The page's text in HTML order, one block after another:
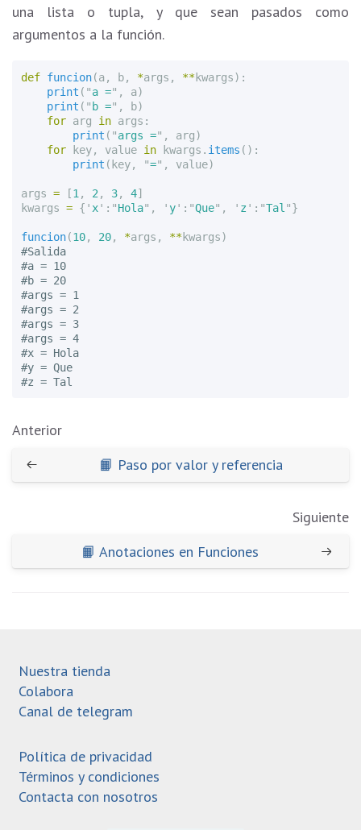
una lista o tupla, y que sean pasados como
argumentos a la función.
def funcion(a , b, *args , **kwargs):
print ( "a =" , a)
print ( "b =" , b)
for arg in args :
print ( "args =" , arg)
for key, value in kwargs . items ():
print (key, "=" , value)
args = [1 , 2 , 3, 4]
kwargs = { ' x' : "Hola" , ' y' : "Que" , ' z ' : "Tal "}
funcion(10, 20, *args , **kwargs)
#Salida
#a = 10
#b = 20
#args = 1
#args = 2
#args = 3
#args = 4
#x = Hola
#y = Que
Anterior
📙 Paso por valor y referencia
Siguiente
📙 Anotaciones en Funciones
Nuestra tienda
Colabora
Canal de telegram
Política de privacidad
Términos y condiciones
Contacta con nosotros